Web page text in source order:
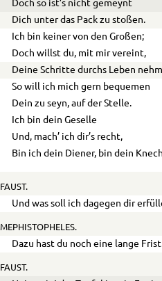
Doch so ist’s nicht gemeynt
Dich unter das Pack zu stoßen.
Ich bin keiner von den Großen;
Doch willst du, mit mir vereint,
Deine Schritte durchs Leben
So will ich mich gern bequemen
Dein zu seyn, auf der Stelle.
Ich bin dein Geselle
Und, mach’ ich dir’s recht,
Bin ich dein Diener, bin dein
FAUST.
Und was soll ich dagegen dir
MEPHISTOPHELES.
Dazu hast du noch eine lange
FAUST.